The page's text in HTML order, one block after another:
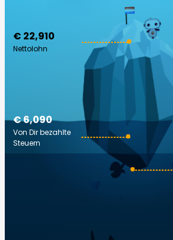
€ 22,910
Nettolohn
€ 6,090
Von Dir bezahlte
Steuern